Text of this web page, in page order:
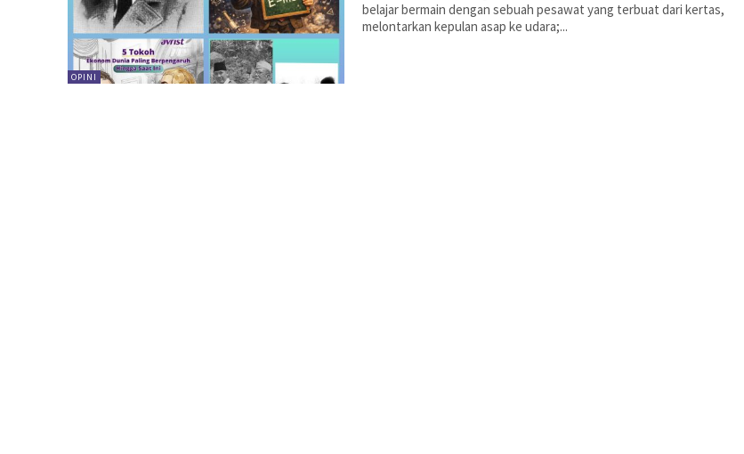
OPINI
belajar bermain dengan sebuah pesawat yang terbuat dari kertas,
melontarkan kepulan asap ke udara;...